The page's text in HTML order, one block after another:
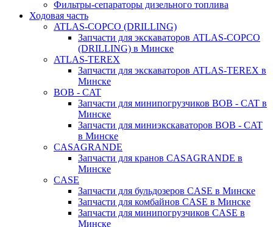
Фильтры-сепараторы дизельного топлива
Ходовая часть
ATLAS-COPCO (DRILLING)
Запчасти для экскаваторов ATLAS-COPCO
(DRILLING) в Минске
ATLAS-TEREX
Запчасти для экскаваторов ATLAS-TEREX в
Минске
BOB - CAT
Запчасти для минипогрузчиков BOB - CAT в
Минске
Запчасти для миниэкскаваторов BOB - CAT
в Минске
CASAGRANDE
Запчасти для кранов CASAGRANDE в
Минске
CASE
Запчасти для бульдозеров CASE в Минске
Запчасти для комбайнов CASE в Минске
Запчасти для минипогрузчиков CASE в
Минске